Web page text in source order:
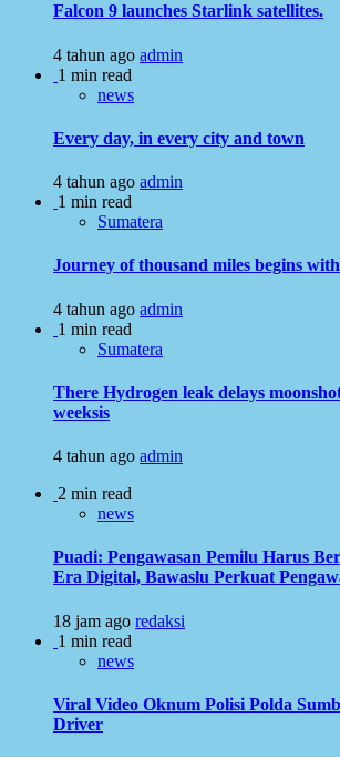
Falcon 9 launches Starlink satellites.
4 tahun ago admin
1 min read
news
Every day, in every city and town
4 tahun ago admin
1 min read
Sumatera
Journey of thousand miles begins
4 tahun ago admin
1 min read
Sumatera
There Hydrogen leak delays
weeksis
4 tahun ago admin
2 min read
news
Puadi: Pengawasan Pemilu Harus
Era Digital, Bawaslu Perkuat
18 jam ago redaksi
1 min read
news
Viral Video Oknum Polisi Polda
Driver